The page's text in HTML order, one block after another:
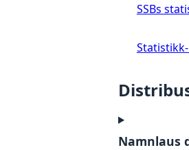
SSBs
Namnlaus